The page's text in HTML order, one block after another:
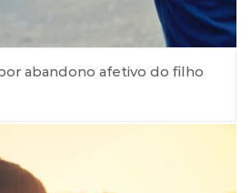
abandono afetivo do filho